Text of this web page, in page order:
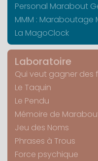
Personal Marabout
MMM :
La MagoClock
Laboratoire
Qui veut gagner des
Le Taquin
Le Pendu
Mémoire de
Jeu des Noms
Phrases à Trous
Force psychique